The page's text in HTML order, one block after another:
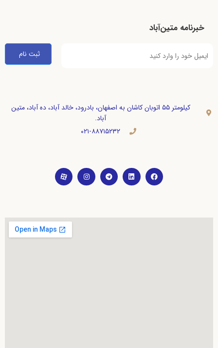
خبرنامه متین‌آباد
کیلومتر ۵۵ اتوبان کاشان به اصفهان، بادرود، خالد آباد، ده آباد، متین
آباد.
۰۲۱-۸۸۷۱۵۲۳۲